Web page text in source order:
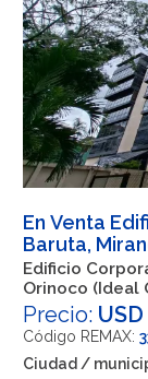
En Venta
Baruta,
Edificio
Precio:
Código REMAX:
Ciudad /